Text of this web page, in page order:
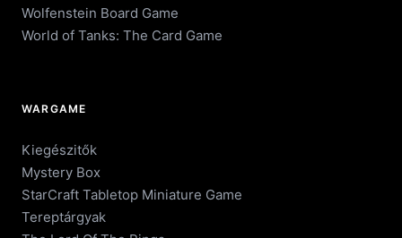
Wolfenstein Board Game
World of Tanks: The Card Game
WARGAME
Kiegészitők
Mystery Box
StarCraft Tabletop Miniature Game
Tereptárgyak